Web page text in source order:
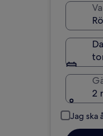
2
Jag ska